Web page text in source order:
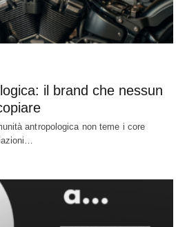
il brand che nessun
antropologica non teme i core